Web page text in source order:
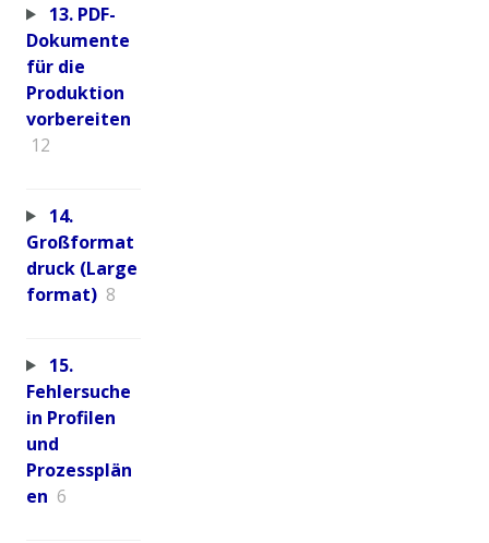
13. PDF-
Dokumente
für die
Produktion
vorbereiten
12
14.
Großformat
druck (Large
format) 8
15.
Fehlersuche
in Profilen
und
Prozessplän
en 6